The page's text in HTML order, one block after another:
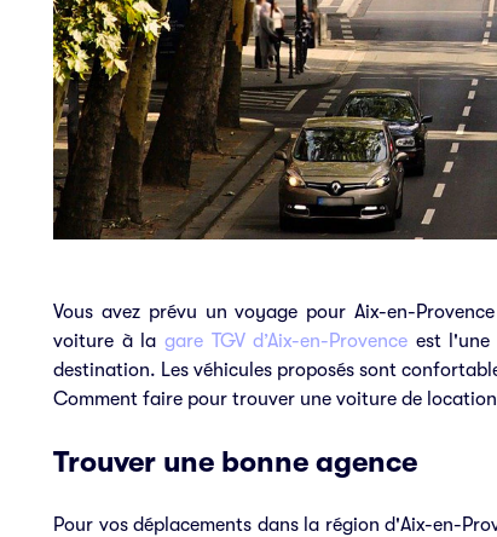
Vous avez prévu un voyage pour Aix-en-
voiture à la gare TGV d’Aix-en-Provence est l'une
destination. Les véhicules proposés sont
Comment faire pour trouver une voiture de
Trouver une bonne agence
Pour vos déplacements dans la région d'Aix-en-